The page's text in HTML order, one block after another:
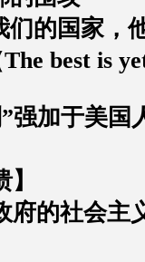
们的国家，
The best is
”强加于美国
府的社会主